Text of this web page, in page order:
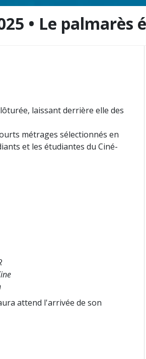
• Le palmarès
laissant derrière elle des
métrages sélectionnés en
et les étudiantes du Ciné-
attend l'arrivée de son